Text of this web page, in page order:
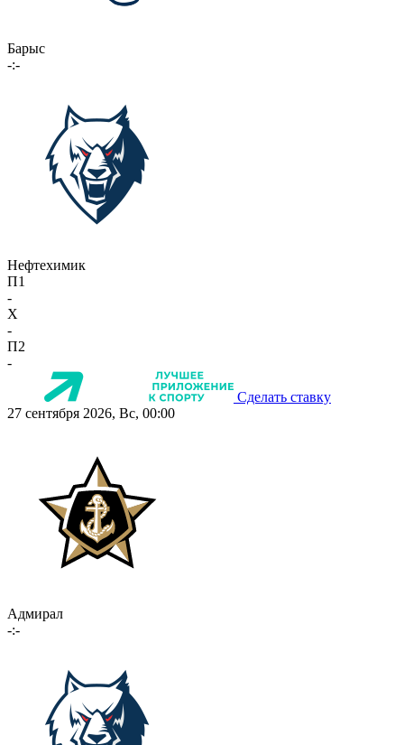
Барыс
-:-
Нефтехимик
П1
-
X
-
П2
-
Сделать ставку
27 сентября 2026, Вс, 00:00
Адмирал
-:-